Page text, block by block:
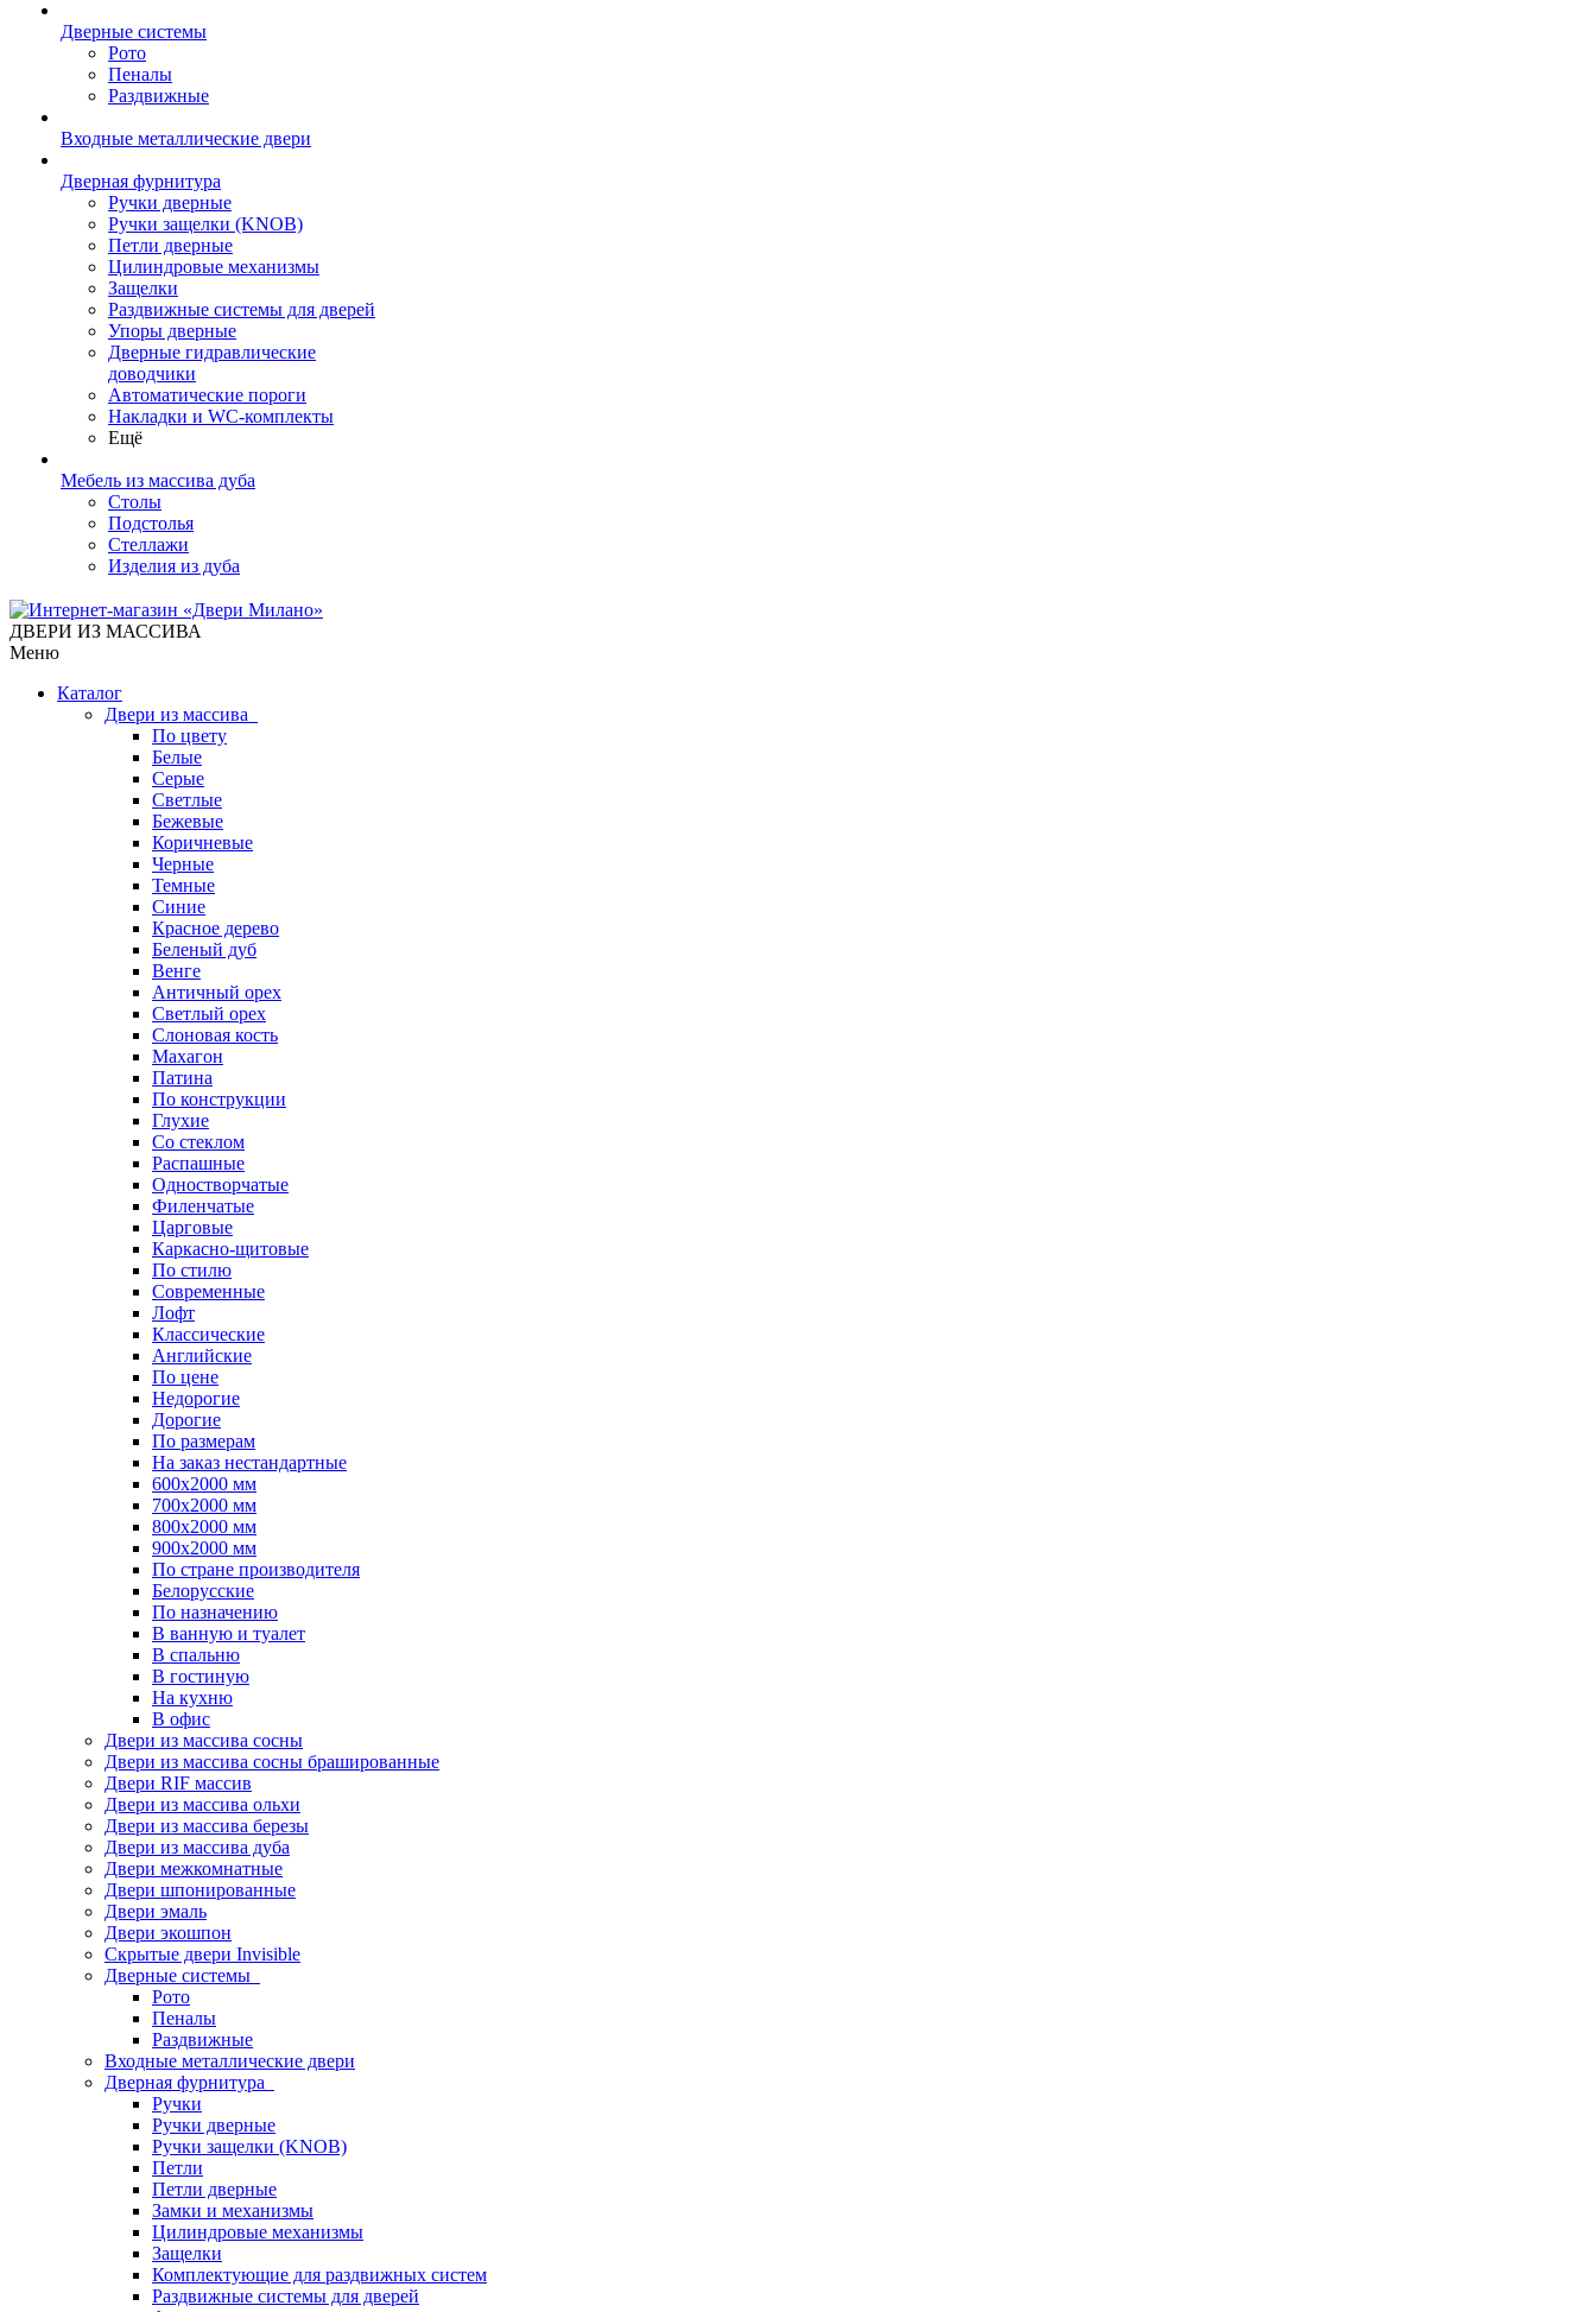
Дверные системы
Рото
Пеналы
Раздвижные
Входные металлические двери
Дверная фурнитура
Ручки дверные
Ручки защелки (KNOB)
Петли дверные
Цилиндровые механизмы
Защелки
Раздвижные системы для дверей
Упоры дверные
Дверные гидравлические
доводчики
Автоматические пороги
Накладки и WC-комплекты
Ещё
Мебель из массива дуба
Столы
Подстолья
Стеллажи
Изделия из дуба
ДВЕРИ ИЗ МАССИВА
Меню
Каталог
Двери из массива
По цвету
Белые
Серые
Светлые
Бежевые
Коричневые
Черные
Темные
Синие
Красное дерево
Беленый дуб
Венге
Античный орех
Светлый орех
Слоновая кость
Махагон
Патина
По конструкции
Глухие
Со стеклом
Распашные
Одностворчатые
Филенчатые
Царговые
Каркасно-щитовые
По стилю
Современные
Лофт
Классические
Английские
По цене
Недорогие
Дорогие
По размерам
На заказ нестандартные
600х2000 мм
700х2000 мм
800х2000 мм
900х2000 мм
По стране производителя
Белорусские
По назначению
В ванную и туалет
В спальню
В гостиную
На кухню
В офис
Двери из массива сосны
Двери из массива сосны брашированные
Двери RIF массив
Двери из массива ольхи
Двери из массива березы
Двери из массива дуба
Двери межкомнатные
Двери шпонированные
Двери эмаль
Двери экошпон
Скрытые двери Invisible
Дверные системы
Рото
Пеналы
Раздвижные
Входные металлические двери
Дверная фурнитура
Ручки
Ручки дверные
Ручки защелки (KNOB)
Петли
Петли дверные
Замки и механизмы
Цилиндровые механизмы
Защелки
Комплектующие для раздвижных систем
Раздвижные системы для дверей